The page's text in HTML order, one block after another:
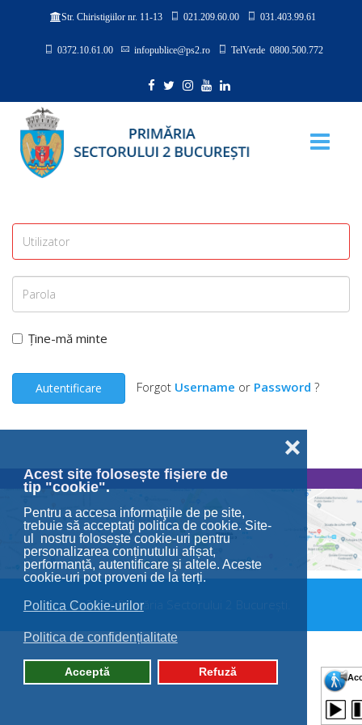
Acest site folosește fișiere de
tip "cookie".
Pentru a accesa informaţiile de pe site,
trebuie să acceptaţi politica de cookie. Site-
ul nostru folosește cookie-uri pentru
personalizarea conținutului afișat,
performanță, autentificare și altele. Aceste
cookie-uri pot proveni de la terți.
Politica Cookie-urilor
Politica de confidențialitate
Acceptă Refuză
❌
Str. Chiristigiilor nr. 11-13 021.209.60.00 031.403.99.61
0372.10.61.00 infopublice@ps2.ro TelVerde 0800.500.772
Ține-mă minte
Autentificare Forgot Username or Password ?
© 2026 Primăria Sectorului 2 București.